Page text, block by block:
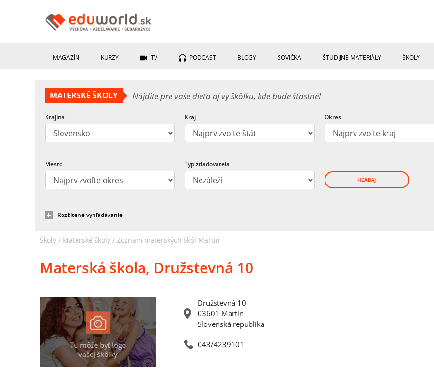
MAGAZÍN KURZY TV PODCAST BLOGY SOVIČKA ŠTUDIJNÉ MATERIÁLY ŠKOLY
MATERSKÉ ŠKOLY Nájdite pre vaše dieťa aj vy škôlku, kde bude šťastné!
Krajina Kraj Okres
Mesto Typ zriadovatela
HĽADAJ
Rozšítené vyhľadávanie
Školy / Materské školy / Zoznam materských škôl Martin
Materská škola, Družstevná 10
Družstevná 10
03601 Martin
Slovenská republika
043/4239101